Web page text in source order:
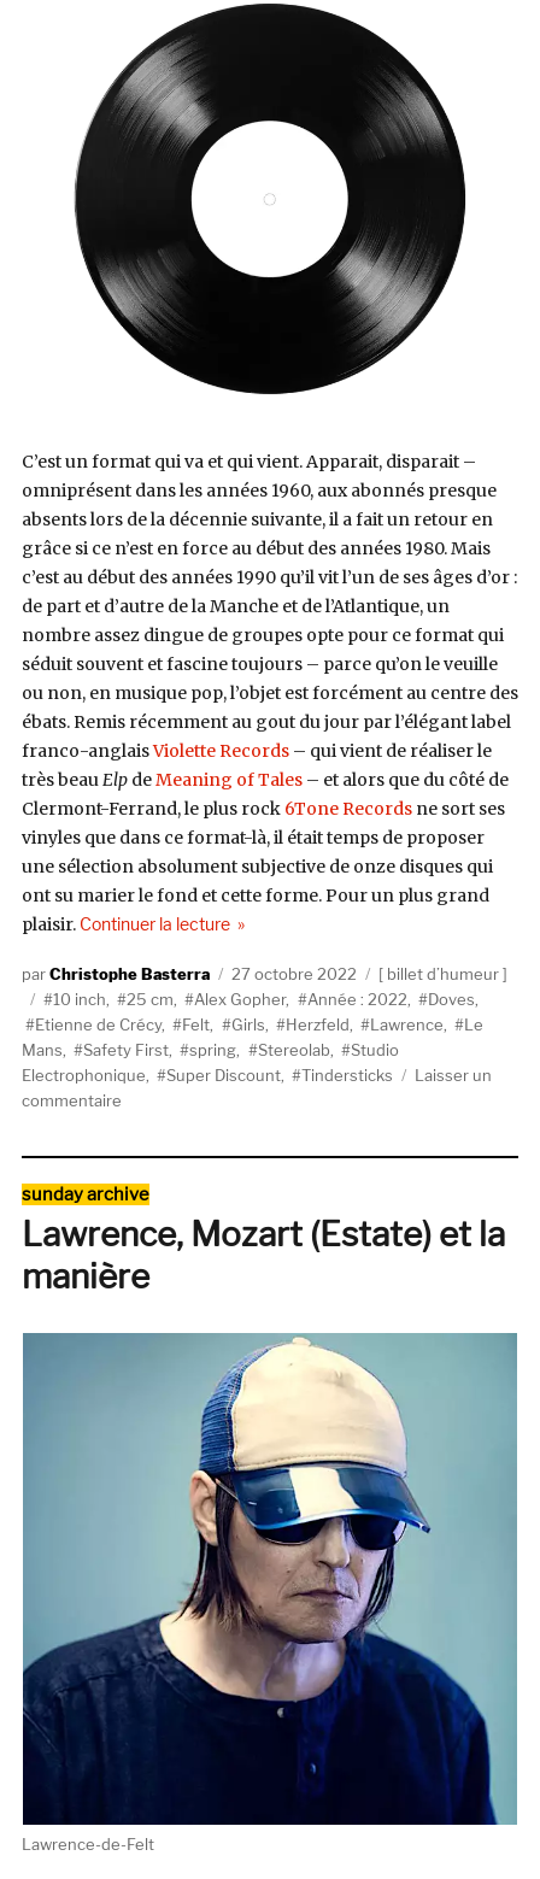
C’est un format qui va et qui vient. Apparait, disparait –
omniprésent dans les années 1960, aux abonnés presque
absents lors de la décennie suivante, il a fait un retour en
grâce si ce n’est en force au début des années 1980. Mais
c’est au début des années 1990 qu’il vit l’un de ses âges d’or :
de part et d’autre de la Manche et de l’Atlantique, un
nombre assez dingue de groupes opte pour ce format qui
séduit souvent et fascine toujours – parce qu’on le veuille
ou non, en musique pop, l’objet est forcément au centre des
ébats. Remis récemment au gout du jour par l’élégant label
franco-anglaisViolette Records– qui vient de réaliser le
très beauElpdeMeaning of Tales– et alors que du côté de
Clermont-Ferrand, le plus rock 6Tone Recordsne sort ses
vinyles que dans ce format-là, il était temps de proposer
une sélection absolument subjective de onze disques qui
ont su marier le fond et cette forme. Pour un plus grand
plaisir. Continuer la lecturede « 25 cm de plaisir »
AuteurChristophe Basterra
Publié
le
27 octobre 2022 Catégories
billet d’humeur
Étiquettes
10 inch, 25 cm, Alex Gopher, Année : 2022, Doves,
Etienne de Crécy, Felt, Girls, Herzfeld, Lawrence,
Le
Mans, Safety First, spring, Stereolab,
Studio
Electrophonique, Super Discount, Tindersticks
Laisser un
commentairesur
plaisir
Catégories
sunday archive
Lawrence, Mozart (Estate) et la
manière
Lawrence-de-Felt